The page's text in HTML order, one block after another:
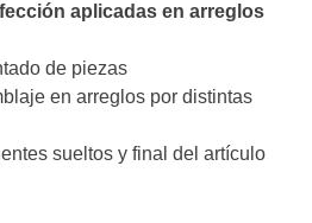
aplicadas en arreglos
de piezas
en arreglos por distintas
sueltos y final del artículo